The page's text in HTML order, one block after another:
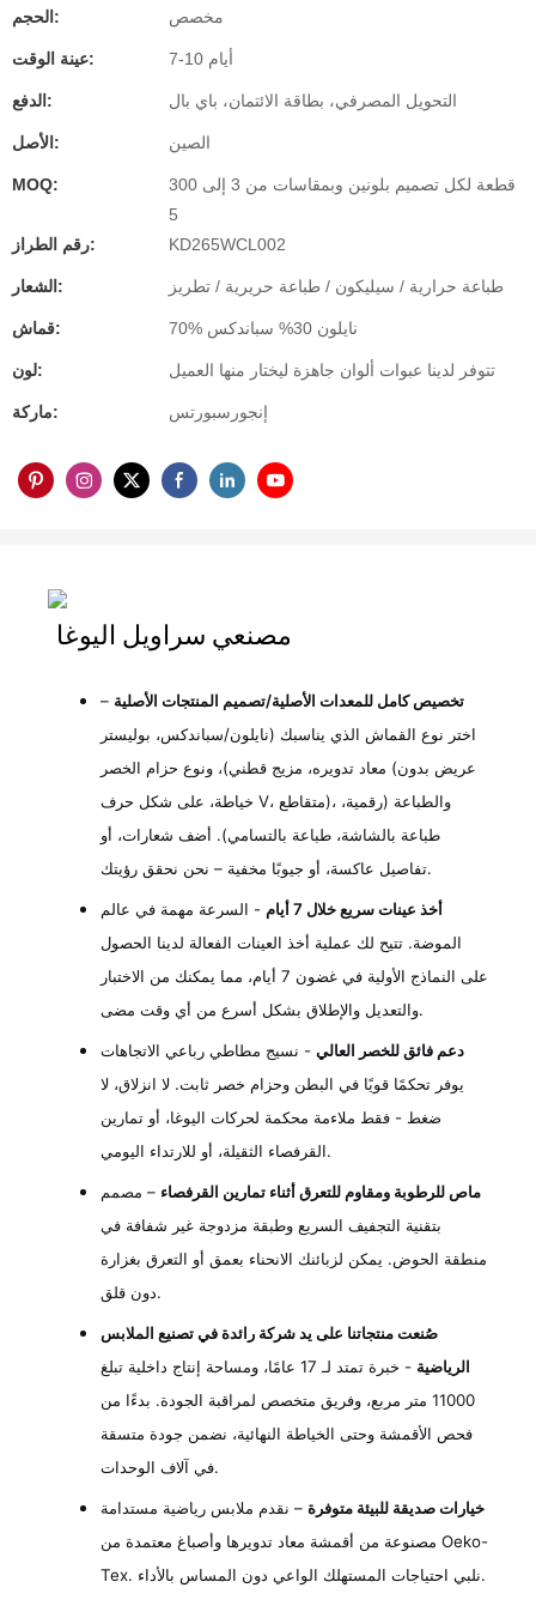
الحجم: مخصص
عينة الوقت: 7-10 أيام
الدفع: التحويل المصرفي، بطاقة الائتمان، باي بال
الأصل: الصين
MOQ:
300 قطعة لكل تصميم بلونين وبمقاسات من 3 إلى
5
رقم الطراز:
KD265WCL002
الشعار: طباعة حرارية / سيليكون / طباعة حريرية / تطريز
قماش: 70% نايلون 30% سباندكس
لون: تتوفر لدينا عبوات ألوان جاهزة ليختار منها العميل
ماركة: إنجورسبورتس
مصنعي سراويل اليوغا
تخصيص كامل للمعدات الأصلية/تصميم المنتجات الأصلية –
اختر نوع القماش الذي يناسبك (نايلون/سباندكس، بوليستر
معاد تدويره، مزيج قطني)، ونوع حزام الخصر (عريض بدون
خياطة، على شكل حرف V، متقاطع)، والطباعة (رقمية،
طباعة بالشاشة، طباعة بالتسامي). أضف شعارات، أو
تفاصيل عاكسة، أو جيوبًا مخفية – نحن نحقق رؤيتك.
أخذ عينات سريع خلال 7 أيام
- السرعة مهمة في عالم
الموضة. تتيح لك عملية أخذ العينات الفعالة لدينا الحصول
على النماذج الأولية في غضون 7 أيام، مما يمكنك من الاختبار
والتعديل والإطلاق بشكل أسرع من أي وقت مضى.
دعم فائق للخصر العالي - نسيج مطاطي رباعي الاتجاهات
يوفر تحكمًا قويًا في البطن وحزام خصر ثابت. لا انزلاق، لا
ضغط - فقط ملاءمة محكمة لحركات اليوغا، أو تمارين
القرفصاء الثقيلة، أو للارتداء اليومي.
ماص للرطوبة ومقاوم للتعرق أثناء تمارين القرفصاء – مصمم
بتقنية التجفيف السريع وطبقة مزدوجة غير شفافة في
منطقة الحوض. يمكن لزبائنك الانحناء بعمق أو التعرق بغزارة
دون قلق.
صُنعت منتجاتنا على يد شركة رائدة في تصنيع الملابس
الرياضية
- خبرة تمتد لـ 17 عامًا، ومساحة إنتاج داخلية تبلغ
11000 متر مربع، وفريق متخصص لمراقبة الجودة. بدءًا من
فحص الأقمشة وحتى الخياطة النهائية، نضمن جودة متسقة
في آلاف الوحدات.
خيارات صديقة للبيئة متوفرة – نقدم ملابس رياضية مستدامة
مصنوعة من أقمشة معاد تدويرها وأصباغ معتمدة من Oeko-
Tex. نلبي احتياجات المستهلك الواعي دون المساس بالأداء.